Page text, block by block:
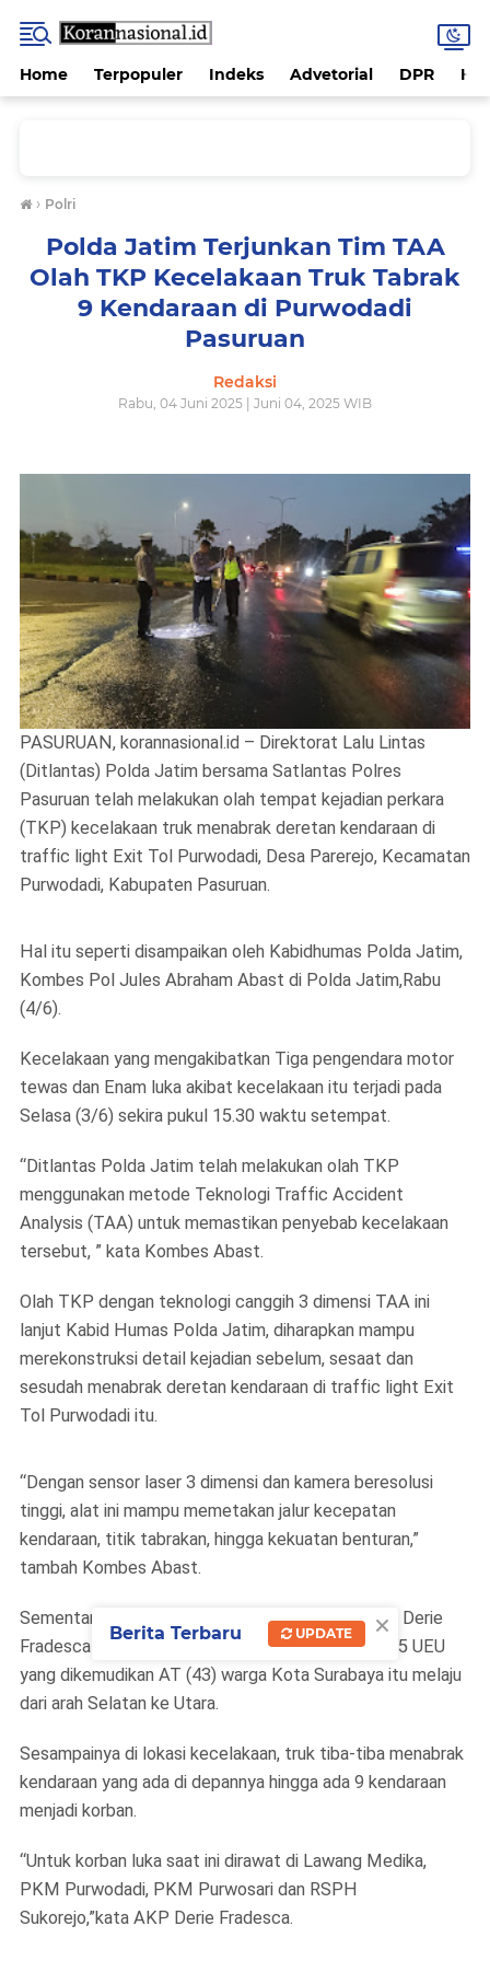
Home Terpopuler Indeks Advetorial DPR
› Polri
Polda Jatim Terjunkan Tim TAA
Olah TKP Kecelakaan Truk Tabrak
9 Kendaraan di Purwodadi
Pasuruan
Redaksi
Rabu, 04 Juni 2025 | Juni 04, 2025 WIB
PASURUAN, korannasional.id – Direktorat Lalu Lintas
(Ditlantas) Polda Jatim bersama Satlantas Polres
Pasuruan telah melakukan olah tempat kejadian perkara
(TKP) kecelakaan truk menabrak deretan kendaraan di
traffic light Exit Tol Purwodadi, Desa Parerejo, Kecamatan
Purwodadi, Kabupaten Pasuruan.
Hal itu seperti disampaikan oleh Kabidhumas Polda Jatim,
Kombes Pol Jules Abraham Abast di Polda Jatim,Rabu
(4/6).
Kecelakaan yang mengakibatkan Tiga pengendara motor
tewas dan Enam luka akibat kecelakaan itu terjadi pada
Selasa (3/6) sekira pukul 15.30 waktu setempat.
“Ditlantas Polda Jatim telah melakukan olah TKP
menggunakan metode Teknologi Traffic Accident
Analysis (TAA) untuk memastikan penyebab kecelakaan
tersebut, ” kata Kombes Abast.
Olah TKP dengan teknologi canggih 3 dimensi TAA ini
lanjut Kabid Humas Polda Jatim, diharapkan mampu
merekonstruksi detail kejadian sebelum, sesaat dan
sesudah menabrak deretan kendaraan di traffic light Exit
Tol Purwodadi itu.
“Dengan sensor laser 3 dimensi dan kamera beresolusi
tinggi, alat ini mampu memetakan jalur kecepatan
kendaraan, titik tabrakan, hingga kekuatan benturan,”
tambah Kombes Abast.
Sementara itu Kasatlantas Polres Pasuruan, AKP Derie
Fradesca mengatakan truk wing box Nopol B 9495 UEU
yang dikemudikan AT (43) warga Kota Surabaya itu melaju
dari arah Selatan ke Utara.
Sesampainya di lokasi kecelakaan, truk tiba-tiba menabrak
kendaraan yang ada di depannya hingga ada 9 kendaraan
menjadi korban.
“Untuk korban luka saat ini dirawat di Lawang Medika,
PKM Purwodadi, PKM Purwosari dan RSPH
Sukorejo,”kata AKP Derie Fradesca.
×
Berita Terbaru UPDATE